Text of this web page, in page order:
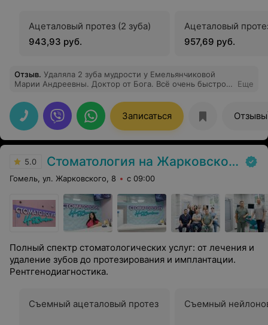
Ацеталовый протез (2 зуба)
943,93 руб.
Ацеталовый
957,69 руб.
Отзыв. Удаляла 2 зуба мудрости у Емельянчиковой
Марии Андреевны. Доктор от Бога. Всё очень быстро и
спасибо медсестре хирургического кабинета. Лучшая
команда! Рекомендую!
Еще
Записаться Отзывы
5.0 Стоматология на Жарковского
Гомель, ул. Жарковского, 8 с 09:00
Полный спектр стоматологических услуг: от лечения и
удаление зубов до протезирования и имплантации.
Рентгенодиагностика.
Съемный ацеталовый протез Съемный